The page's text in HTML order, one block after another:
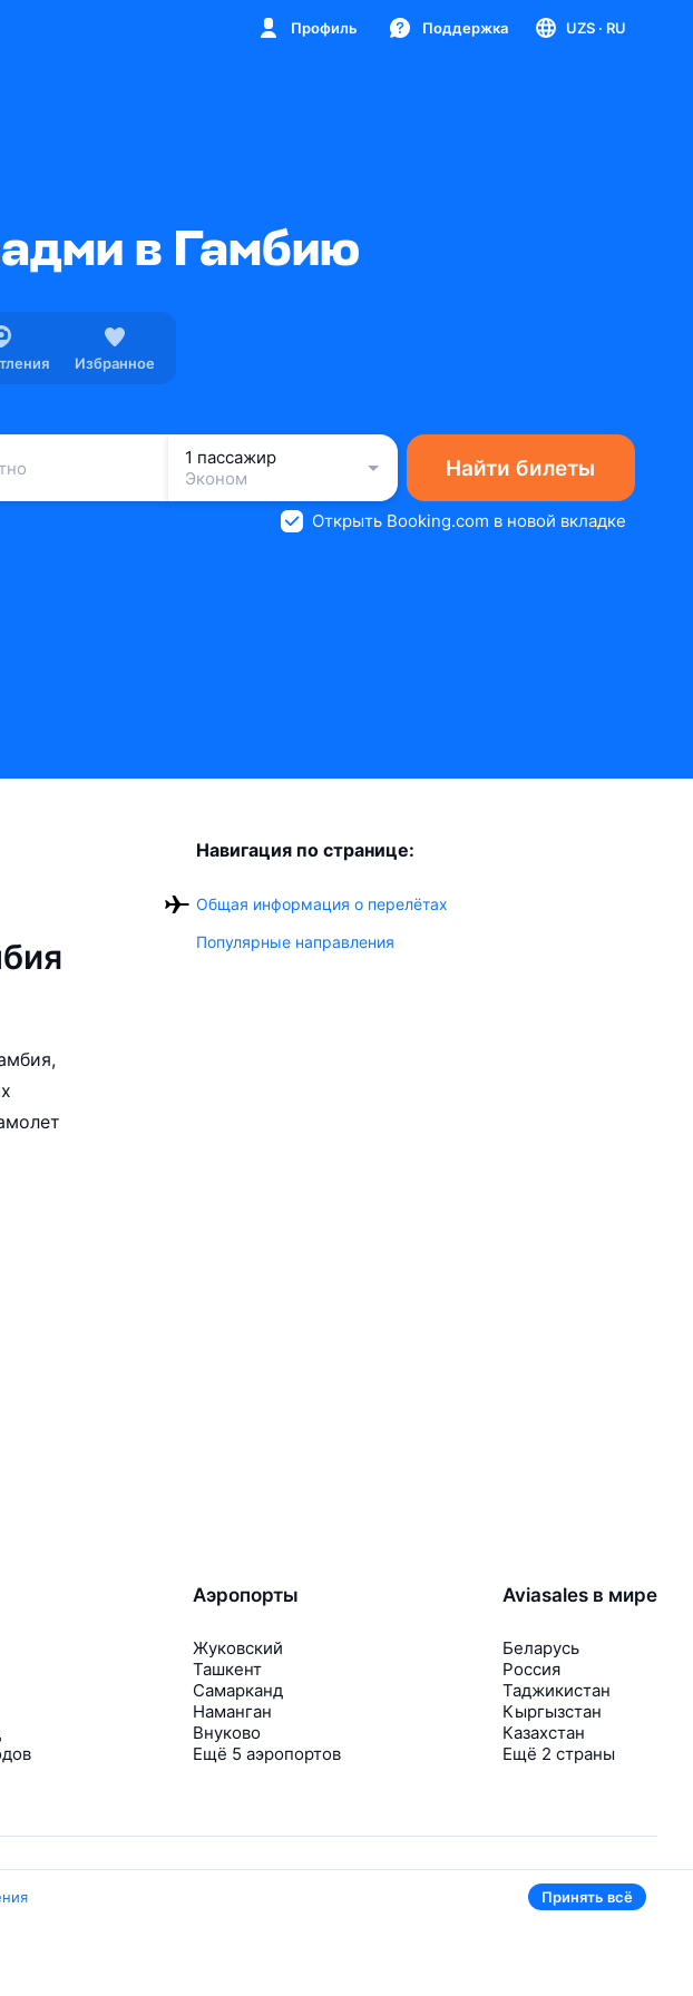
Профиль Поддержка UZS · RU
в Гамбию
Избранное
1 пассажир
Эконом
Найти билеты
Открыть Booking.com в новой вкладке
Навигация по странице:
Общая информация о перелётах
Популярные направления
Аэропорты
Жуковский
Ташкент
Самарканд
Наманган
Внуково
Ещё 5 аэропортов
Aviasales в мире
Беларусь
Россия
Таджикистан
Кыргызстан
Казахстан
Ещё 2 страны
Принять всё